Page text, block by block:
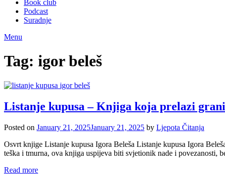
Book club
Podcast
Suradnje
Menu
Tag: igor beleš
Listanje kupusa – Knjiga koja prelazi
Posted on January 21, 2025January 21, 2025 by Ljepota Čitanja
Osvrt knjige Listanje kupusa Igora Beleša Listanje kupusa Igora
teška i tmurna, ova knjiga uspijeva biti svjetionik nade i
Read more